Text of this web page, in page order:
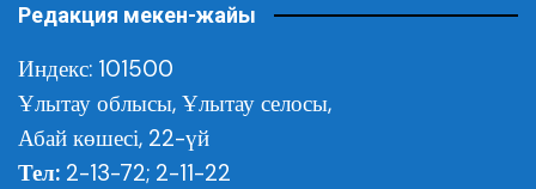
Редакция мекен-жайы
Индекс: 101500
Ұлытау облысы, Ұлытау селосы,
Абай көшесі, 22-үй
Тел: 2-13-72; 2-11-22